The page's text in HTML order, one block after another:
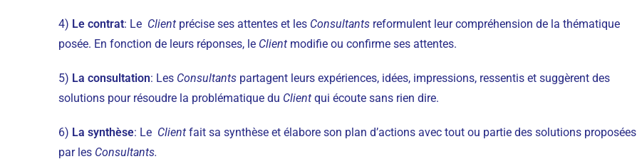
4) Le contrat: Le Client précise ses attentes et les Consultants reformulent leur compréhension de la thématique
posée. En fonction de leurs réponses, le Client modifie ou confirme ses attentes.
5) La consultation: Les Consultants partagent leurs expériences, idées, impressions, ressentis et suggèrent des
solutions pour résoudre la problématique du Client qui écoute sans rien dire.
6) La synthèse: Le Client fait sa synthèse et élabore son plan d’actions avec tout ou partie des solutions proposées
par les Consultants.